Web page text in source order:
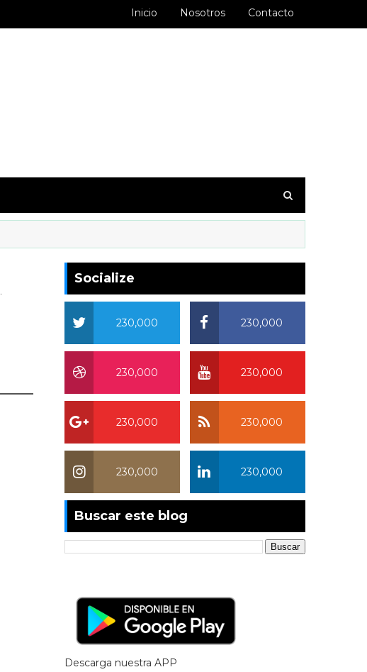
Inicio Nosotros Contacto
Socialize
230,000
230,000
230,000
230,000
230,000
230,000
230,000
230,000
Buscar este blog
Descarga nuestra APP